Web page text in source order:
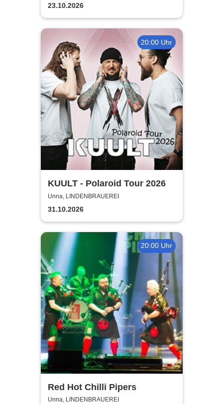
23.10.2026
20:00 Uhr
KUULT - Polaroid Tour 2026
Unna, LINDENBRAUEREI
31.10.2026
20:00 Uhr
Red Hot Chilli Pipers
Unna, LINDENBRAUEREI